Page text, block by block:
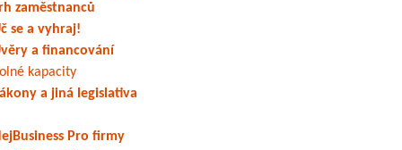
zaměstnanců
se a vyhraj!
a financování
kapacity
a jiná legislativa
Pro firmy